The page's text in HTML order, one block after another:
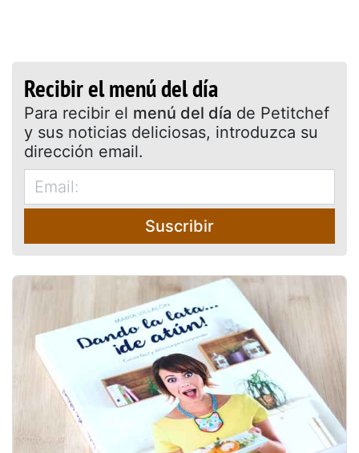
Recibir el menú del día
Para recibir el menú del día de Petitchef
y sus noticias deliciosas, introduzca su
dirección email.
Suscribir